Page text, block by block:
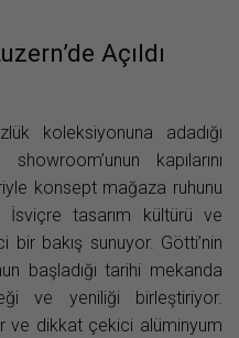
Açıldı
koleksiyonuna adadığı
kapılarını
konsept mağaza ruhunu
tasarım kültürü ve
bir bakış sunuyor. Götti’nin
başladığı tarihi mekanda
ve yeniliği birleştiriyor.
ve dikkat çekici alüminyum